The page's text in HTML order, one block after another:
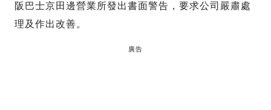
阪巴士京田邊營業所發出書面警告，要求公司嚴肅處
理及作出改善。
廣告